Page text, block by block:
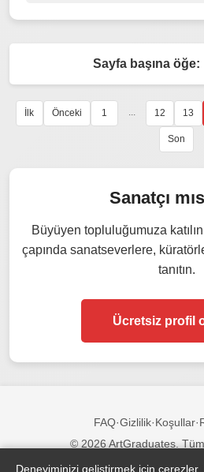
Sayfa başına öğe:
İlk Önceki 1 ... 12 13
Son
Sanatçı
Büyüyen topluluğumuza
çapında sanatseverlere,
tanıtın.
Ücretsiz profil
FAQ·Gizlilik·Koşullar·
© 2026 ArtGraduates. Tüm
Bizi takip
Deneyiminizi geliştirmek için çerezler